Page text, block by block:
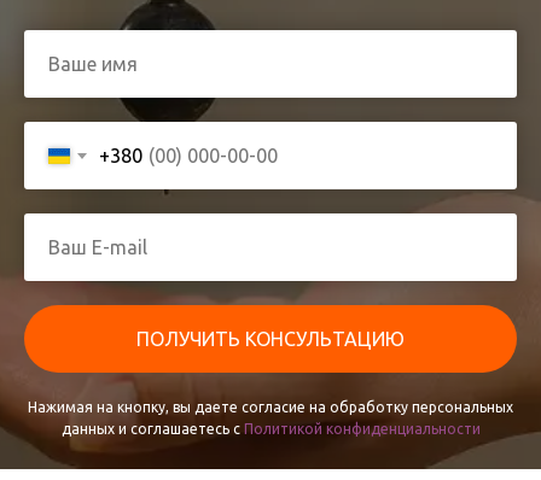
+380
ПОЛУЧИТЬ КОНСУЛЬТАЦИЮ
Нажимая на кнопку, вы даете согласие на обработку персональных
данных и соглашаетесь c Политикой конфиденциальности